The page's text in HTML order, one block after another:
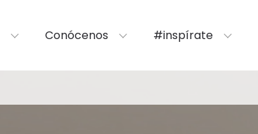
Conócenos #inspírate